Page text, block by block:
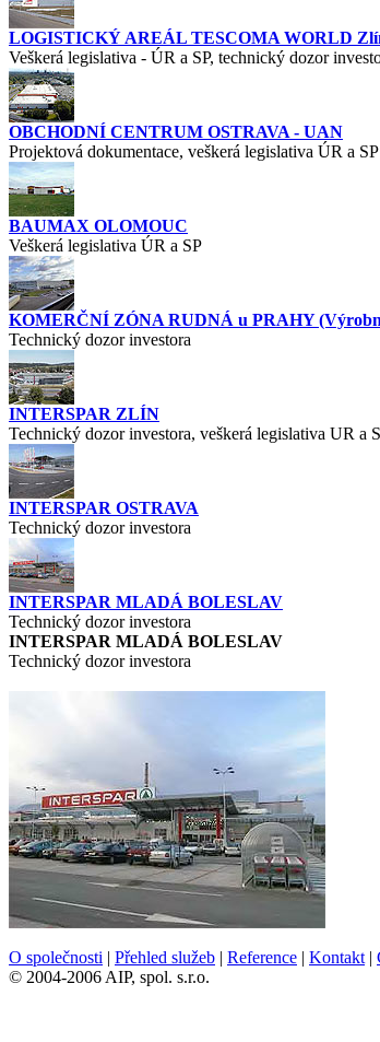
LOGISTICKÝ AREÁL TESCOMA WORLD
Veškerá legislativa - ÚR a SP, technický dozor
OBCHODNÍ CENTRUM OSTRAVA - UAN
Projektová dokumentace, veškerá legislativa ÚR a SP
BAUMAX OLOMOUC
Veškerá legislativa ÚR a SP
KOMERČNÍ ZÓNA RUDNÁ u PRAHY
Technický dozor investora
INTERSPAR ZLÍN
Technický dozor investora, veškerá legislativa UR a
INTERSPAR OSTRAVA
Technický dozor investora
INTERSPAR MLADÁ BOLESLAV
Technický dozor investora
INTERSPAR MLADÁ BOLESLAV
Technický dozor investora
O společnosti | Přehled služeb | Reference | Kontakt |
© 2004-2006 AIP, spol. s.r.o.